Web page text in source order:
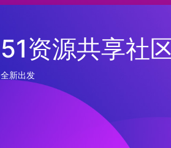
51资源共享社
全新出发